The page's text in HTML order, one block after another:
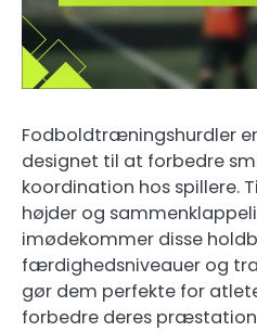
Fodboldtræningshurdler
designet til at forbedre
koordination hos spillere.
højder og
imødekommer disse
færdighedsniveauer og
gør dem perfekte for
forbedre deres